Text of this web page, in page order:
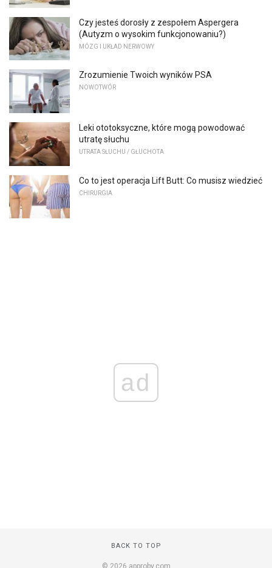
Czy jesteś dorosły z zespołem Aspergera
(Autyzm o wysokim funkcjonowaniu?)
MÓZG I UKŁAD NERWOWY
Zrozumienie Twoich wyników PSA
NOWOTWÓR
Leki ototoksyczne, które mogą powodować
utratę słuchu
UTRATA SŁUCHU / GŁUCHOTA
Co to jest operacja Lift Butt: Co musisz wiedzieć
CHIRURGIA
ad
BACK TO TOP